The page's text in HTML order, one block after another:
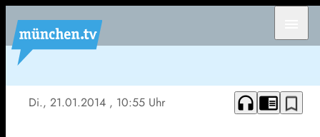
Di., 21.01.2014 , 10:55 Uhr headphones chrome_reader_mode bookmark_border